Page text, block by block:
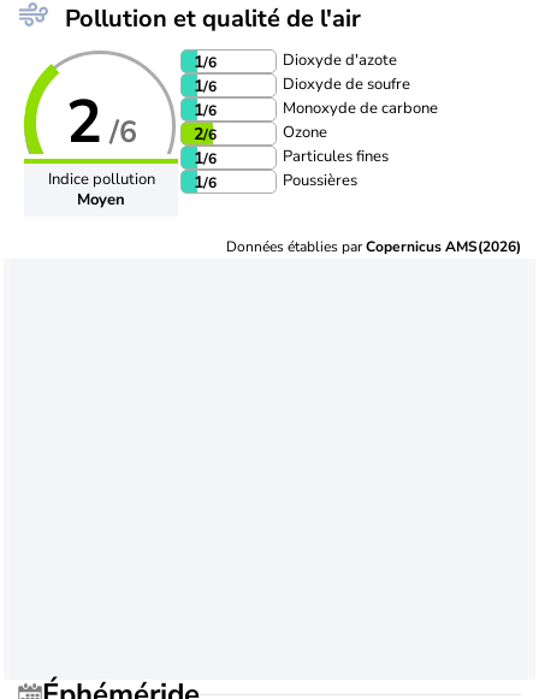
Pollution et qualité de l'air
2 /6
Indice pollution
Moyen
1/6 Dioxyde d'azote
1/6 Dioxyde de soufre
1/6 Monoxyde de carbone
2/6 Ozone
1/6 Particules fines
1/6 Poussières
Données établies parCopernicus AMS(2026)